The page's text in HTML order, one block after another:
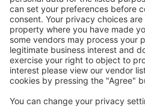
Valencia Manises (VLC)
Salamanca Matacan (SLM)
Melilla Airport (MLN)